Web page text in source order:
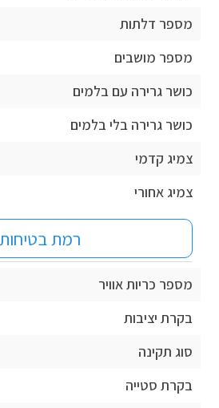
מספר דלתות
מספר מושבים
כושר גרירה עם בלמים
כושר גרירה בלי בלמים
צמיג קדמי
צמיג אחורי
רמת בטיחות
מספר כריות אוויר
בקרת יציבות
סוג תקינה
בקרת סטייה